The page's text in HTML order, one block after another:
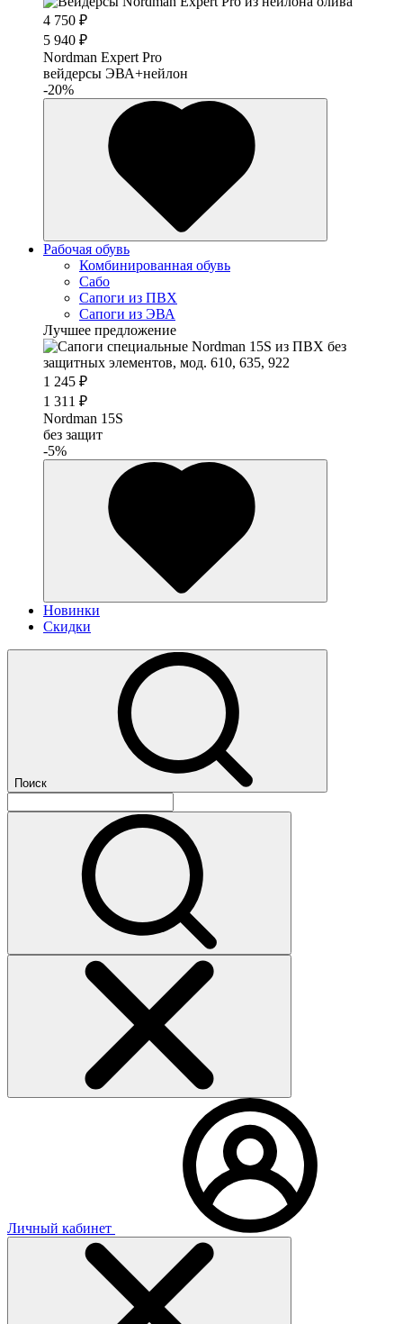
4 750 ₽
5 940 ₽
Nordman Expert Pro
вейдерсы ЭВА+нейлон
-20%
Рабочая обувь
Комбинированная обувь
Сабо
Сапоги из ПВХ
Сапоги из ЭВА
Лучшее предложение
1 245 ₽
1 311 ₽
Nordman 15S
без защит
-5%
Новинки
Скидки
Поиск
Личный кабинет